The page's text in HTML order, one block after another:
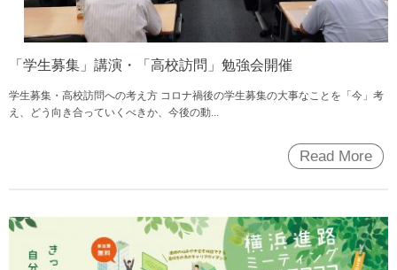
「学生募集」講演・「高校訪問」勉強会開催
学生募集・高校訪問への考え方 コロナ禍後の学生募集の大事なことを「今」考
え、どう向き合っていくべきか、今後の動...
Read More